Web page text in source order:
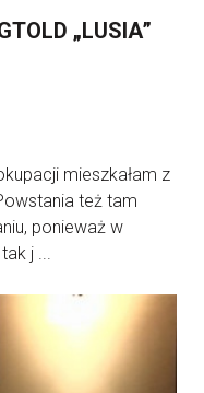
„LUSIA”
mieszkałam z
też tam
ponieważ w
j ...